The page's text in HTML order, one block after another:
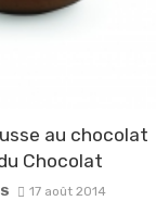
au chocolat
Chocolat
17 août 2014